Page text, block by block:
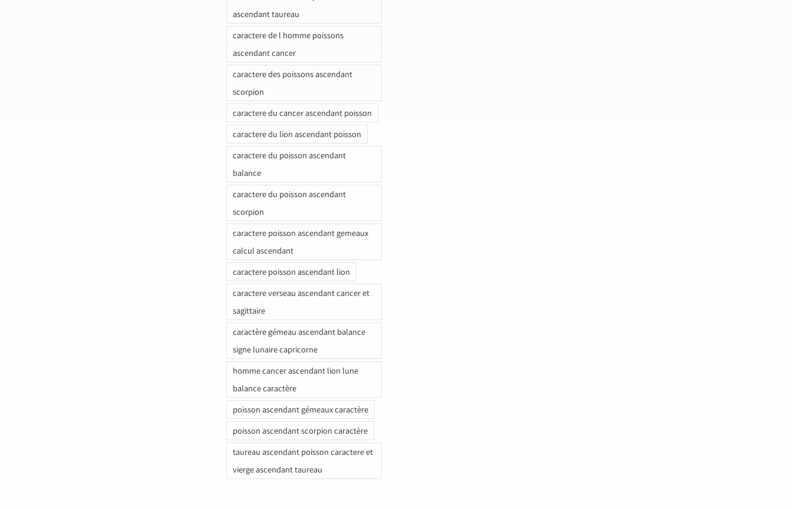
ascendant taureau
caractere de l homme poissons
ascendant cancer
caractere des poissons ascendant
scorpion
caractere du cancer ascendant poisson
caractere du lion ascendant poisson
caractere du poisson ascendant
balance
caractere du poisson ascendant
scorpion
caractere poisson ascendant gemeaux
calcul ascendant
caractere poisson ascendant lion
caractere verseau ascendant cancer et
sagittaire
caractère gémeau ascendant balance
signe lunaire capricorne
homme cancer ascendant lion lune
balance caractère
poisson ascendant gémeaux caractère
poisson ascendant scorpion caractère
taureau ascendant poisson caractere et
vierge ascendant taureau